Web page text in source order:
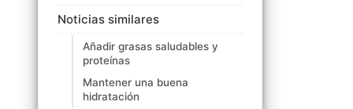
Noticias similares
Añadir grasas saludables y
proteínas
Mantener una buena
hidratación